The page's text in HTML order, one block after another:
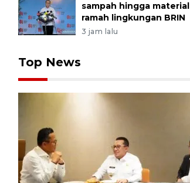
sampah hingga material
ramah lingkungan BRIN
3 jam lalu
Top News